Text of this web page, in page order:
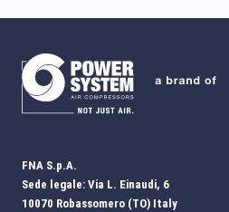
FNA S.p.A.
Sede legale: Via L. Einaudi, 6
10070 Robassomero (TO) Italy